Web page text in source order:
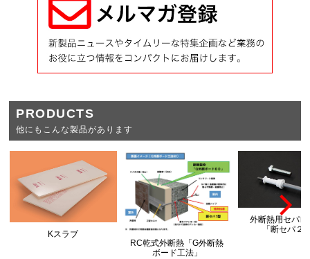
PRODUCTS
他にもこんな製品があります
Kスラブ
RC乾式外断熱「G外断熱
ボード工法」
外断熱用セパレ
「断セパ２